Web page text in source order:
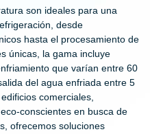
son ideales para una
desde
hasta el procesamiento de
únicas, la gama incluye
que varían entre 60
del agua enfriada entre 5
comerciales,
conscientes en busca de
ofrecemos soluciones